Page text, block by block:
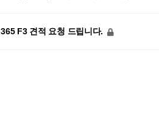
F3 견적 요청 드립니다.